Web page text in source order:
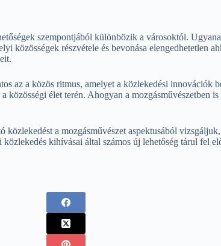
szempontjából különbözik a városoktól.
közösségek részvétele és bevonása
az a közös ritmus, amelyet a közlekedési innovációk
közösségi élet terén. Ahogyan a
közlekedést a mozgásművészet aspektusából
kihívásai által számos új lehetőség tárul fel